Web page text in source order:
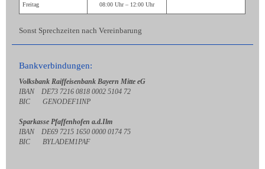
Freitag 08:00 Uhr – 12:00 Uhr
Sonst Sprechzeiten nach Vereinbarung
Bankverbindungen:
Volksbank Raiffeisenbank Bayern Mitte eG
IBAN DE73 7216 0818 0002 5104 72
BIC GENODEF1INP
Sparkasse Pfaffenhofen a.d.Ilm
IBAN DE69 7215 1650 0000 0174 75
BIC BYLADEM1PAF